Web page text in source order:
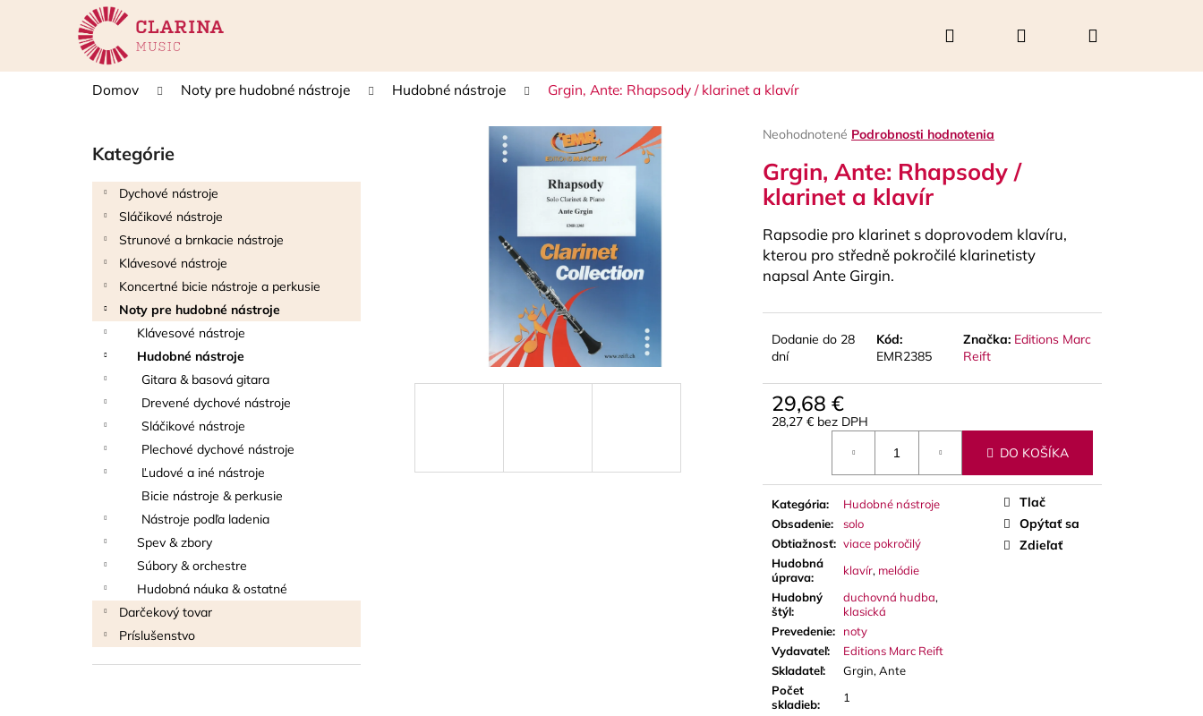
Hľadať PrihlásenieNákupný
Domov Noty pre hudobné nástroje Hudobné nástroje Grgin, Ante: Rhapsody / klarinet a klavír
Preskočiť
kategórie
Kategórie
Dychové nástroje
Sláčikové nástroje
Strunové a brnkacie nástroje
Klávesové nástroje
Koncertné bicie nástroje a perkusie
Noty pre hudobné nástroje
Klávesové nástroje
Hudobné nástroje
Gitara & basová gitara
Drevené dychové nástroje
Sláčikové nástroje
Plechové dychové nástroje
Ľudové a iné nástroje
Bicie nástroje & perkusie
Nástroje podľa ladenia
Spev & zbory
Súbory & orchestre
Hudobná náuka & ostatné
Darčekový tovar
Príslušenstvo
Priemerné
produktu
je
0,0
5
hviezdičiek.
Neohodnotené Podrobnosti hodnotenia
Grgin, Ante: Rhapsody /
klarinet a klavír
Rapsodie pro klarinet s doprovodem klavíru,
kterou pro středně pokročilé klarinetisty
napsal Ante Girgin.
Dodanie do 28
dní
Kód:
EMR2385
Značka: Editions Marc
Reift
29,68 €
28,27 € bez DPH
DO KOŠÍKA
Kategória:
Hudobné nástroje
Obsadenie:
solo
Obtiažnosť: viace pokročilý
Hudobná
úprava: klavír, melódie
Hudobný
štýl:
duchovná hudba,
klasická
Prevedenie:
noty
Vydavateľ:
Editions Marc Reift
Skladateľ:
Grgin, Ante
Počet
skladieb:
1
Tlač
Opýtať sa
Zdieľať
í
Späť
do
Späť
do
Čo potrebujete nájsť?
HĽADAŤ
Odporúčame
BLUE JUICE VALVE OIL - OLEJ NA
PIESTY
9,30 €
VANDOREN V21 PLÁTKY NA ALT